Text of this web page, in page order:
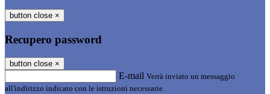
button close ×
Recupero password
button close ×
E-mail Verrà inviato un messaggio
all'indirizzo indicato con le istruzioni necessarie.